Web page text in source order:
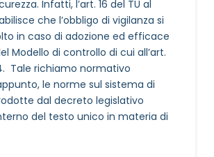
Infatti, l’art. 16 del TU al
che l’obbligo di vigilanza si
in caso di adozione ed efficace
Modello di controllo di cui all’art.
Tale richiamo normativo
le norme sul sistema di
dal decreto legislativo
del testo unico in materia di